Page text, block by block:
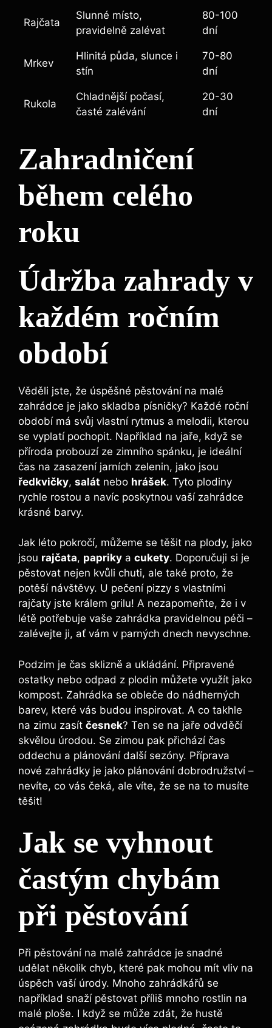
Rajčata
Slunné místo,
pravidelně zalévat
80-100
dní
Mrkev
Hlinitá půda, slunce i
stín
70-80
dní
Rukola
Chladnější počasí,
časté zalévání
20-30
dní
Zahradničení
během celého
roku
Údržba zahrady v
každém ročním
období
Věděli jste, že úspěšné pěstování na malé
zahrádce je jako skladba písničky? Každé roční
období má svůj vlastní rytmus a melodii, kterou
se vyplatí pochopit. Například na jaře, když se
příroda probouzí ze zimního spánku, je ideální
čas na zasazení jarních zelenin, jako jsou
ředkvičky, salát nebo hrášek. Tyto plodiny
rychle rostou a navíc poskytnou vaší zahrádce
krásné barvy.
Jak léto pokročí, můžeme se těšit na plody, jako
jsou rajčata, papriky a cukety. Doporučuji si je
pěstovat nejen kvůli chuti, ale také proto, že
potěší návštěvy. U pečení pizzy s vlastními
rajčaty jste králem grilu! A nezapomeňte, že i v
létě potřebuje vaše zahrádka pravidelnou péči –
zalévejte ji, ať vám v parných dnech nevyschne.
Podzim je čas sklizně a ukládání. Připravené
ostatky nebo odpad z plodin můžete využít jako
kompost. Zahrádka se obleče do nádherných
barev, které vás budou inspirovat. A co takhle
na zimu zasít česnek? Ten se na jaře odvděčí
skvělou úrodou. Se zimou pak přichází čas
oddechu a plánování další sezóny. Příprava
nové zahrádky je jako plánování dobrodružství –
nevíte, co vás čeká, ale víte, že se na to musíte
těšit!
Jak se vyhnout
častým chybám
při pěstování
Při pěstování na malé zahrádce je snadné
udělat několik chyb, které pak mohou mít vliv na
úspěch vaší úrody. Mnoho zahrádkářů se
například snaží pěstovat příliš mnoho rostlin na
malé ploše. I když se může zdát, že hustě